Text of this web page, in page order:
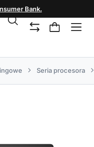
Bank.
Seria procesora